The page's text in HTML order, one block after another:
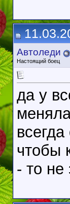
Автоледи
Настоящий боец
да у
чтобы
- то не